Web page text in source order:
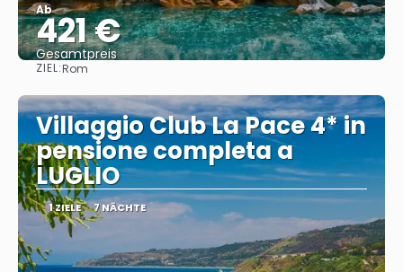
Ab
421 €
Gesamtpreis
ZIEL:Rom
Villaggio Club La Pace 4* in
pensione completa a
LUGLIO
1 ZIELE 7 NÄCHTE